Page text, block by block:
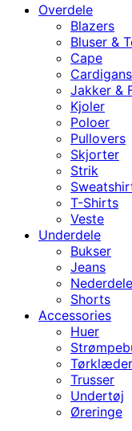
Overdele
Blazers
Bluser &
Cape
Cardigans
Jakker &
Kjoler
Poloer
Pullovers
Skjorter
Strik
T-Shirts
Veste
Underdele
Bukser
Jeans
Nederdele
Shorts
Accessories
Huer
Tørklæder
Trusser
Undertøj
Øreringe